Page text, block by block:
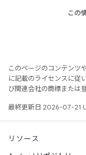
この
このページのコンテンツ
に記載のライセンスに従
び関連会社の商標または
最終更新日 2026-07-21
リソース